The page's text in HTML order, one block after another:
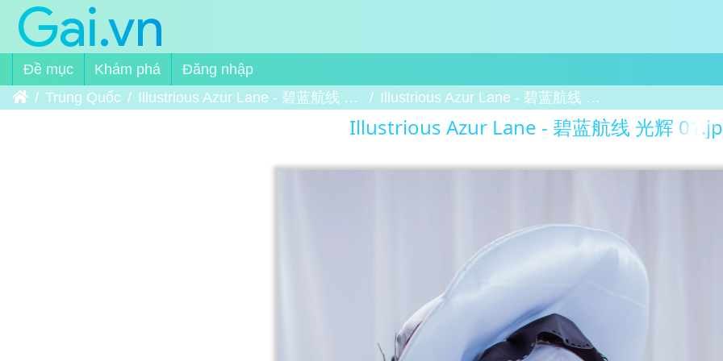
Đề mục Khám phá
Đăng nhập
Trang chủTrung Quốc Illustrious Azur Lane - 碧蓝航线 光辉 Illustrious Azur Lane - 碧蓝航线 光辉 01
Illustrious Azur Lane - 碧蓝航线 光辉